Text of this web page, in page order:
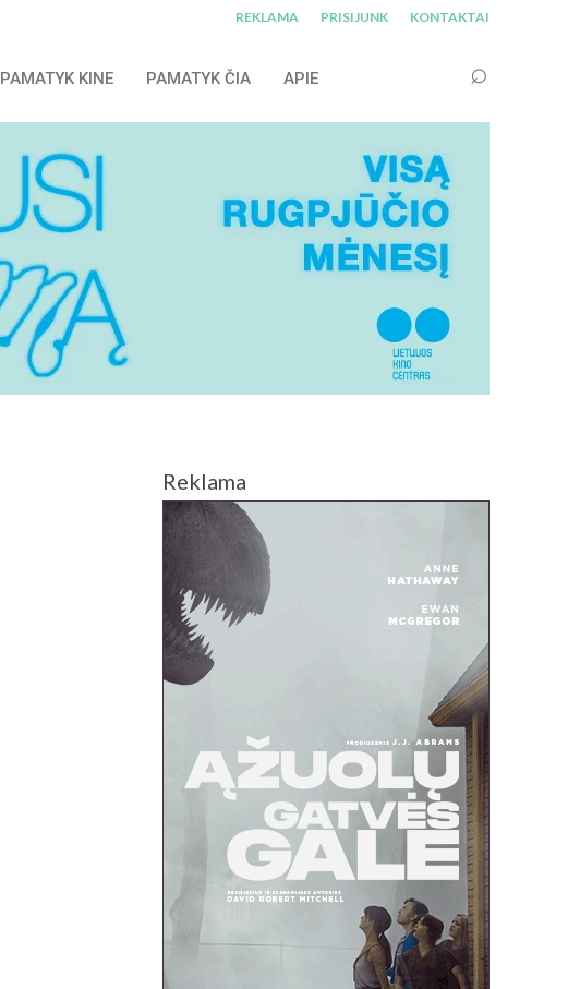
REKLAMA PRISIJUNK KONTAKTAI
PAMATYK KINE PAMATYK ČIA APIE
Reklama